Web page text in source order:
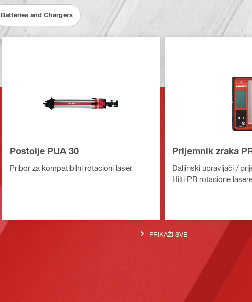
Batteries and Chargers
Postolje PUA 30
Pribor za kompatibilni rotacioni laser
Prijemnik zraka
Daljinski upravljači /
Hilti PR rotacione
PRIKAŽI SVE